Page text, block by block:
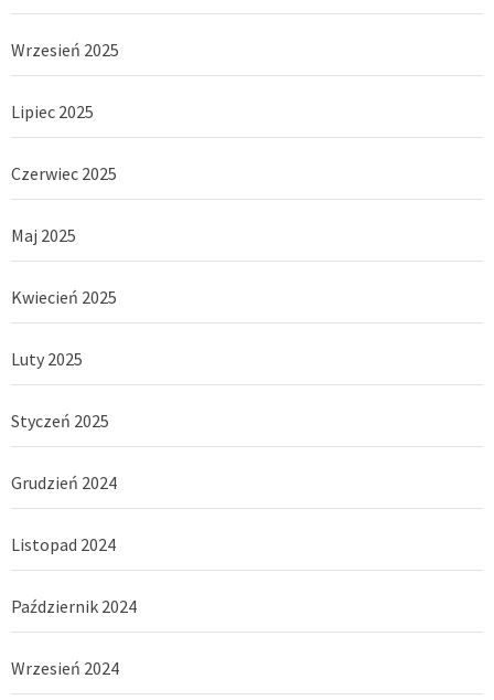
Wrzesień 2025
Lipiec 2025
Czerwiec 2025
Maj 2025
Kwiecień 2025
Luty 2025
Styczeń 2025
Grudzień 2024
Listopad 2024
Październik 2024
Wrzesień 2024